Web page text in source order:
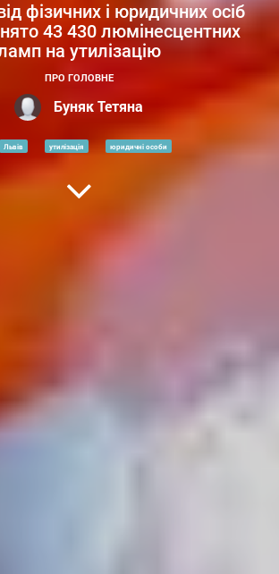
фізичних і юридичних осіб
43 430 люмінесцентних
на утилізацію
ПРО ГОЛОВНЕ
Буняк Тетяна
Львів утилізація юридичні особи